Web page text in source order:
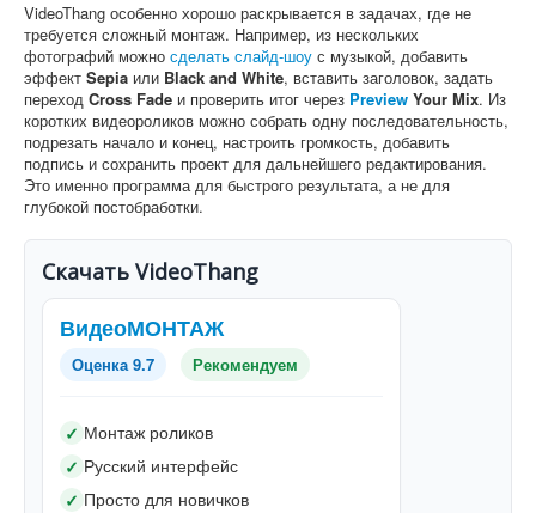
VideoThang особенно хорошо раскрывается в задачах, где не
требуется сложный монтаж. Например, из нескольких
фотографий можно сделать слайд-шоу с музыкой, добавить
эффект Sepia или Black and White, вставить заголовок, задать
переход Cross Fade и проверить итог через Preview Your Mix. Из
коротких видеороликов можно собрать одну последовательность,
подрезать начало и конец, настроить громкость, добавить
подпись и сохранить проект для дальнейшего редактирования.
Это именно программа для быстрого результата, а не для
глубокой постобработки.
Скачать VideoThang
ВидеоМОНТАЖ
Оценка 9.7 Рекомендуем
✓ Монтаж роликов
✓ Русский интерфейс
✓ Просто для новичков